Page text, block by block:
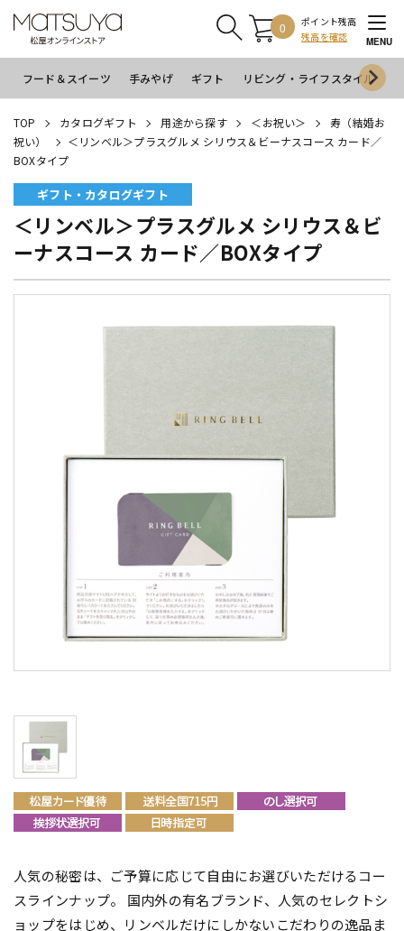
0
ポイント残高
残高を確認
MENU
フード＆スイーツ 手みやげ ギフト リビング・ライフスタイル
TOP カタログギフト 用途から探す ＜お祝い＞
寿（結婚お
祝い）
＜リンベル＞プラスグルメ シリウス＆ビーナスコース カード／
BOXタイプ
ギフト・カタログギフト
＜リンベル＞プラスグルメ シリウス＆ビ
ーナスコース カード／BOXタイプ
人気の秘密は、ご予算に応じて自由にお選びいただけるコー
スラインナップ。 国内外の有名ブランド、人気のセレクトシ
ョップをはじめ、リンベルだけにしかないこだわりの逸品ま